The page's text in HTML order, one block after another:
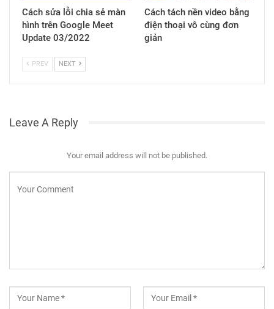
Cách sửa lỗi chia sẻ màn
hình trên Google Meet
Update 03/2022
Cách tách nền video bằng
điện thoại vô cùng đơn
giản
PREV NEXT
Leave A Reply
Your email address will not be published.